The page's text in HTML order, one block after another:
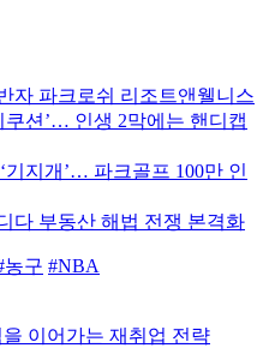
자 파크로쉬 리조트앤웰니스
쿠션’… 인생 2막에는 핸디캡
기지개’… 파크골프 100만 인
다 부동산 해법 전쟁 본격화
농구 #NBA
이어가는 재취업 전략